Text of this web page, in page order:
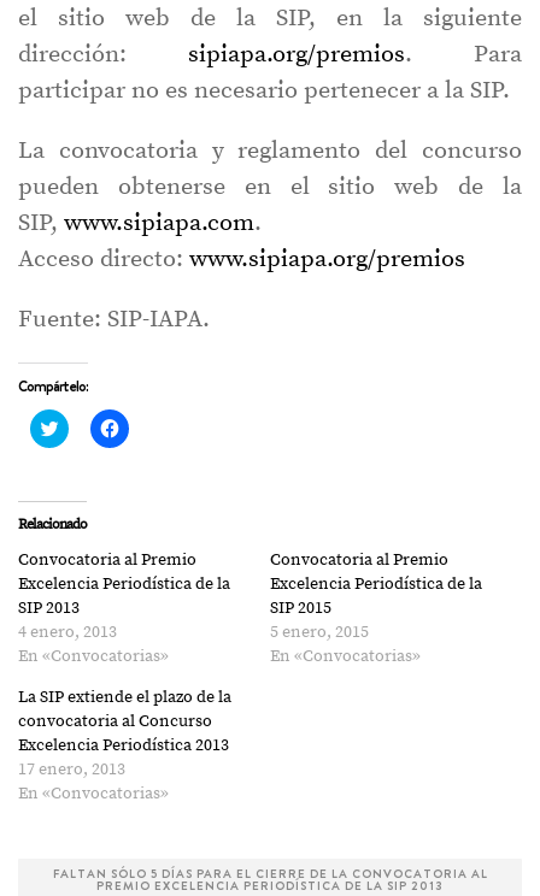
el sitio web de la SIP, en la siguiente
dirección: sipiapa.org/premios. Para
participar no es necesario pertenecer a la SIP.
La convocatoria y reglamento del concurso
pueden obtenerse en el sitio web de la
SIP, www.sipiapa.com.
Acceso directo: www.sipiapa.org/premios
Fuente: SIP-IAPA.
Compártelo:
Haz
clic
Twitter
(Se
abre
una
ventana
nueva)
Haz
clic
en
una
ventana
Relacionado
Convocatoria al Premio
Excelencia Periodística de la
SIP 2013
4 enero, 2013
En «Convocatorias»
Convocatoria al Premio
Excelencia Periodística de la
SIP 2015
5 enero, 2015
En «Convocatorias»
La SIP extiende el plazo de la
convocatoria al Concurso
Excelencia Periodística 2013
17 enero, 2013
En «Convocatorias»
FALTAN SÓLO 5 DÍAS PARA EL CIERRE DE LA CONVOCATORIA AL
PREMIO EXCELENCIA PERIODÍSTICA DE LA SIP 2013